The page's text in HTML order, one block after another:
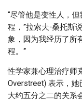
“尽管他是变性人，
程，”拉索夫-桑托斯
象，因为我经历了所
程。”
性学家兼心理治疗师
Overstreet) 表示，她
大约五分之二的关系